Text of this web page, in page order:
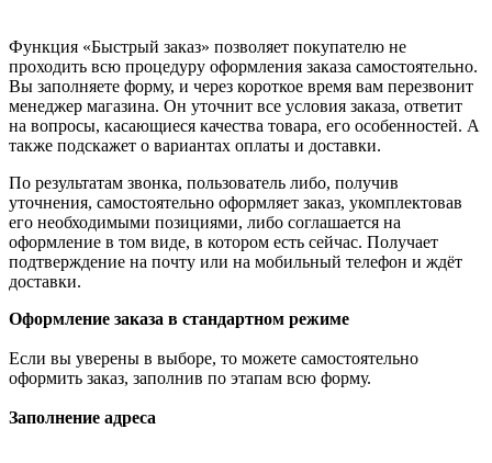
Функция «Быстрый заказ» позволяет покупателю не
проходить всю процедуру оформления заказа самостоятельно.
Вы заполняете форму, и через короткое время вам перезвонит
менеджер магазина. Он уточнит все условия заказа, ответит
на вопросы, касающиеся качества товара, его особенностей. А
также подскажет о вариантах оплаты и доставки.
По результатам звонка, пользователь либо, получив
уточнения, самостоятельно оформляет заказ, укомплектовав
его необходимыми позициями, либо соглашается на
оформление в том виде, в котором есть сейчас. Получает
подтверждение на почту или на мобильный телефон и ждёт
доставки.
Оформление заказа в стандартном режиме
Если вы уверены в выборе, то можете самостоятельно
оформить заказ, заполнив по этапам всю форму.
Заполнение адреса